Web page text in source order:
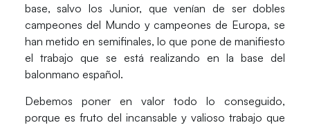
base, salvo los Junior, que venían de ser dobles
campeones del Mundo y campeones de Europa, se
han metido en semifinales, lo que pone de manifiesto
el trabajo que se está realizando en labase del
balonmano español.
Debemos poner en valor todo lo conseguido,
porque es fruto del incansable y valioso trabajo que